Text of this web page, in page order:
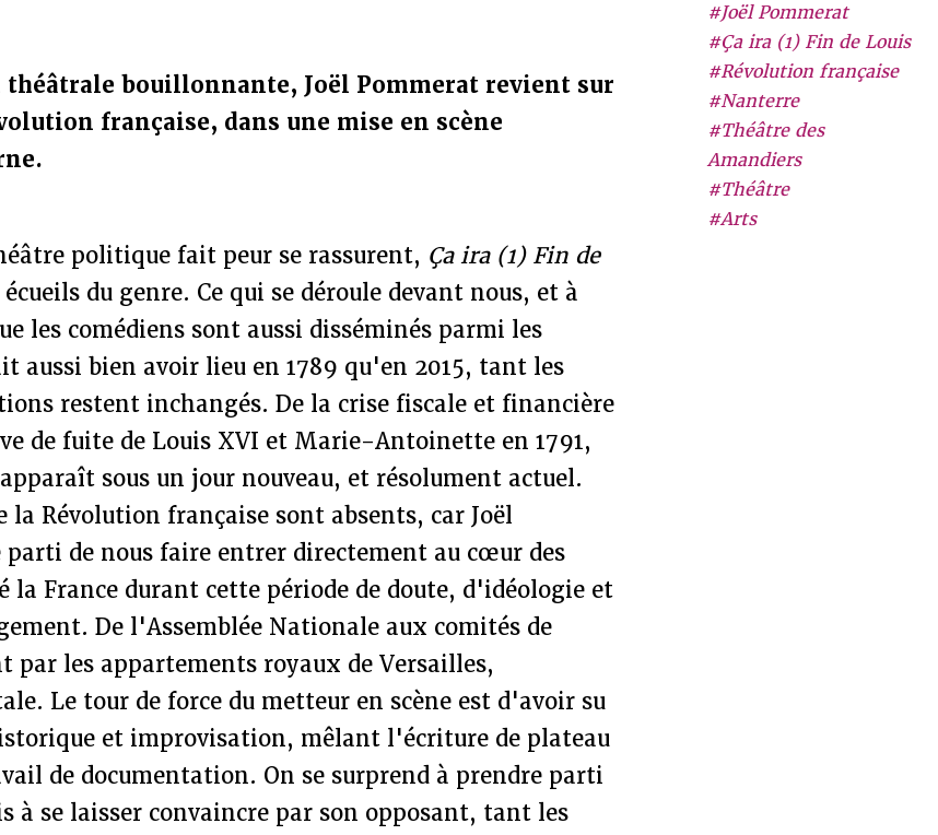
#Joël Pommerat
#Ça ira (1) Fin de Louis
#Révolution française
#Nanterre
#Théâtre des
Amandiers
#Théâtre
#Arts
théâtrale bouillonnante, Joël Pommerat revient sur
française, dans une mise en scène
politique fait peur se rassurent, Ça ira (1) Fin de
du genre. Ce qui se déroule devant nous, et à
les comédiens sont aussi disséminés parmi les
aussi bien avoir lieu en 1789 qu'en 2015, tant les
restent inchangés. De la crise fiscale et financière
de fuite de Louis XVI et Marie-Antoinette en 1791,
sous un jour nouveau, et résolument actuel.
la Révolution française sont absents, car Joël
parti de nous faire entrer directement au cœur des
la France durant cette période de doute, d'idéologie et
De l'Assemblée Nationale aux comités de
par les appartements royaux de Versailles,
Le tour de force du metteur en scène est d'avoir su
et improvisation, mêlant l'écriture de plateau
de documentation. On se surprend à prendre parti
à se laisser convaincre par son opposant, tant les